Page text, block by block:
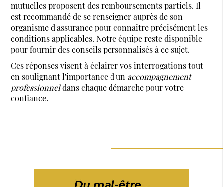
mutuelles proposent des remboursements partiels. Il
est recommandé de se renseigner auprès de son
organisme d'assurance pour connaître précisément les
conditions applicables. Notre équipe reste disponible
pour fournir des conseils personnalisés à ce sujet.
Ces réponses visent à éclairer vos interrogations tout
en soulignant l'importance d'un accompagnement
professionneldans chaque démarche pour votre
confiance.